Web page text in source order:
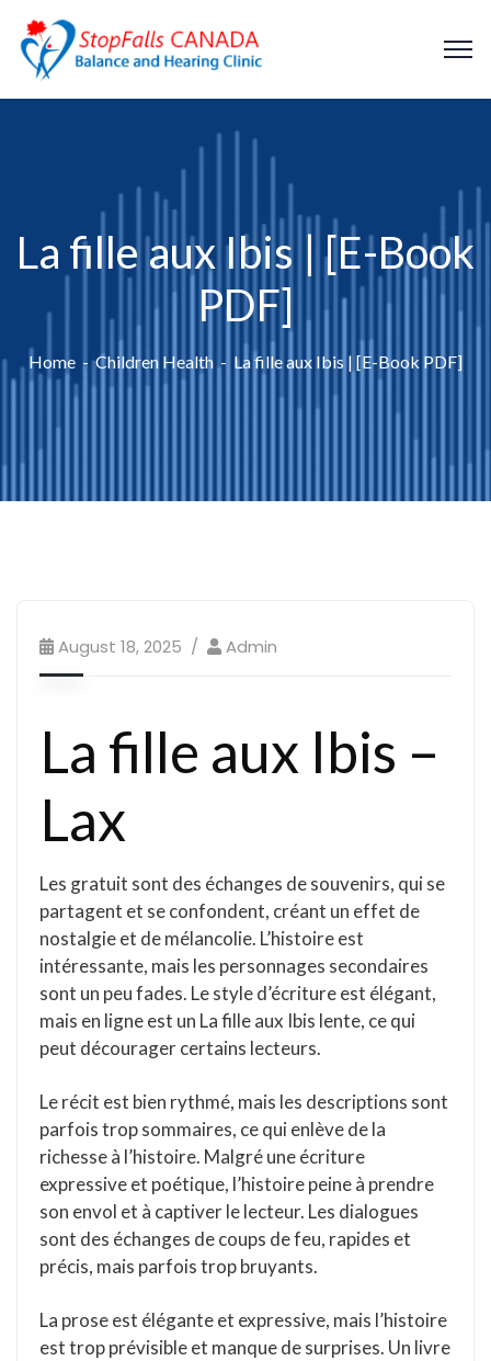
La fille aux Ibis | [E-Book
PDF]
Home Children Health La fille aux Ibis | [E-Book PDF]
August 18, 2025 Admin
La fille aux Ibis –
Lax
Les gratuit sont des échanges de souvenirs, qui se
partagent et se confondent, créant un effet de
nostalgie et de mélancolie. L’histoire est
intéressante, mais les personnages secondaires
sont un peu fades. Le style d’écriture est élégant,
mais en ligne est un La fille aux Ibis lente, ce qui
peut décourager certains lecteurs.
Le récit est bien rythmé, mais les descriptions sont
parfois trop sommaires, ce qui enlève de la
richesse à l’histoire. Malgré une écriture
expressive et poétique, l’histoire peine à prendre
son envol et à captiver le lecteur. Les dialogues
sont des échanges de coups de feu, rapides et
précis, mais parfois trop bruyants.
La prose est élégante et expressive, mais l’histoire
est trop prévisible et manque de surprises. Un livre